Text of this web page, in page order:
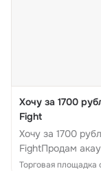
Хочу за 1700
Fight
Хочу за 1700
FightПродам
т3/ почти все
Торговая площадка